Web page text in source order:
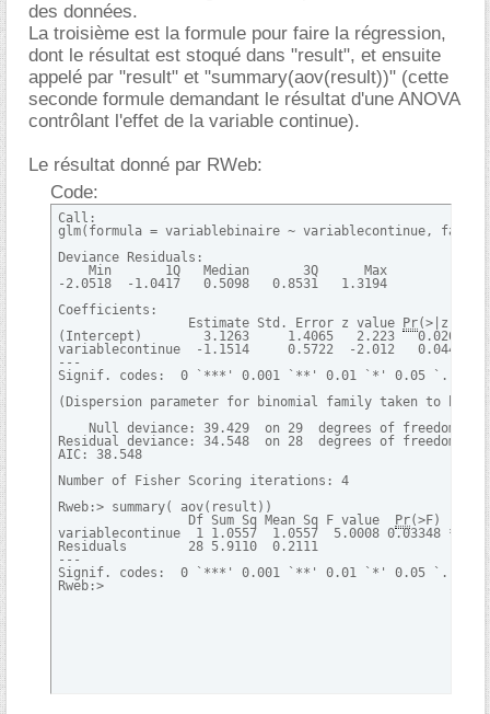
des données.
La troisième est la formule pour faire la régression,
dont le résultat est stoqué dans "result", et ensuite
appelé par "result" et "summary(aov(result))" (cette
seconde formule demandant le résultat d'une ANOVA
contrôlant l'effet de la variable continue).
Le résultat donné par RWeb:
Code:
Call:
glm(formula = variablebinaire ~ variablecontinue,
Deviance Residuals:
    Min       1Q   Median       3Q      Max
-2.0518  -1.0417   0.5098   0.8531   1.3194
Coefficients:
                 Estimate Std. Error z value
Pr(>|z|)
(Intercept)        3.1263     1.4065   2.223   0.0262 *
variablecontinue  -1.1514     0.5722  -2.012   0.0442 *
---
Signif. codes:  0 `***' 0.001 `**' 0.01 `*' 0.05 `.'
(Dispersion parameter for binomial family taken to be
    Null deviance: 39.429  on 29  degrees of freedom
Residual deviance: 34.548  on 28  degrees of freedom
AIC: 38.548
Number of Fisher Scoring iterations: 4
Rweb:> summary( aov(result))
                 Df Sum Sq Mean Sq F value
Pr(>F)
variablecontinue  1 1.0557  1.0557  5.0008 0.03348 *
Residuals        28 5.9110  0.2111
---
Signif. codes:  0 `***' 0.001 `**' 0.01 `*' 0.05 `.'
Rweb:>